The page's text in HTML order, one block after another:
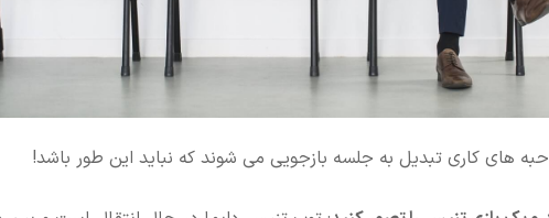
های کاری تبدیل به جلسه بازجویی می شوند که نباید این طور باشد!